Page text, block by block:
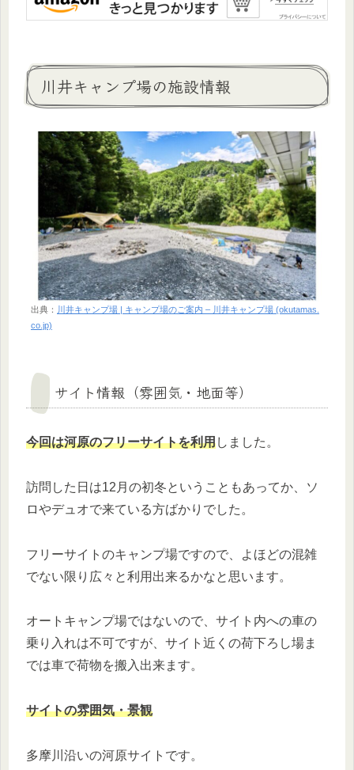
川井キャンプ場の施設情報
出典：
川井キャンプ場 | キャンプ場のご案内 – 川井キャンプ場 (okutamas.
co.jp)
サイト情報（雰囲気・地面等）
今回は河原のフリーサイトを利用しました。
訪問した日は12月の初冬ということもあってか、ソ
ロやデュオで来ている方ばかりでした。
フリーサイトのキャンプ場ですので、よほどの混雑
でない限り広々と利用出来るかなと思います。
オートキャンプ場ではないので、サイト内への車の
乗り入れは不可ですが、サイト近くの荷下ろし場ま
では車で荷物を搬入出来ます。
サイトの雰囲気・景観
多摩川沿いの河原サイトです。